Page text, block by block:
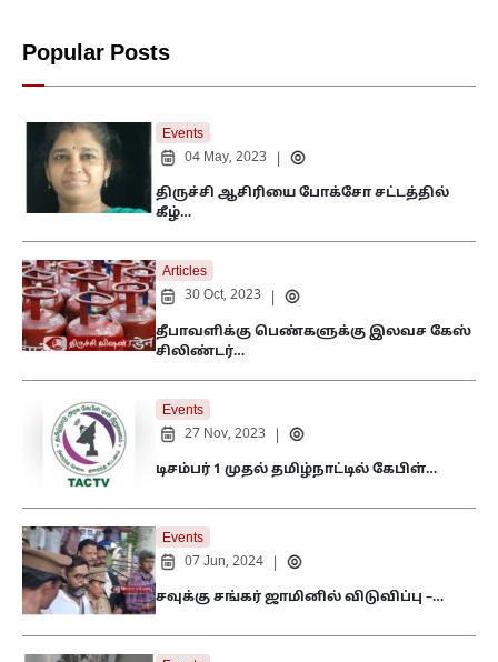
Popular Posts
Events
04 May, 2023
திருச்சி ஆசிரியை போக்சோ சட்டத்தில்
கீழ்…
Articles
30 Oct, 2023
தீபாவளிக்கு பெண்களுக்கு இலவச கேஸ்
சிலிண்டர்…
Events
27 Nov, 2023
டிசம்பர் 1 முதல் தமிழ்நாட்டில் கேபிள்…
Events
07 Jun, 2024
சவுக்கு சங்கர் ஜாமினில் விடுவிப்பு –…